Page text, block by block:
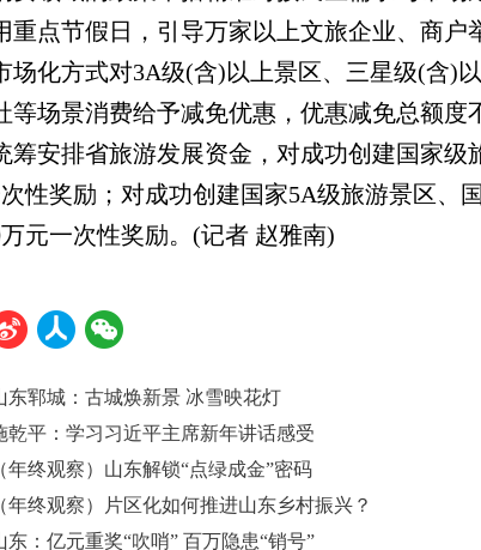
重点节假日，引导万家以上文旅企业、商户
场化方式对3A级(含)以上景区、三星级(含)
等场景消费给予减免优惠，优惠减免总额度
筹安排省旅游发展资金，对成功创建国家级
性奖励；对成功创建国家5A级旅游景区、
元一次性奖励。(记者 赵雅南)
东郓城：古城焕新景 冰雪映花灯
乾平：学习习近平主席新年讲话感受
（年终观察）山东解锁“点绿成金”密码
（年终观察）片区化如何推进山东乡村振兴？
东：亿元重奖“吹哨” 百万隐患“销号”